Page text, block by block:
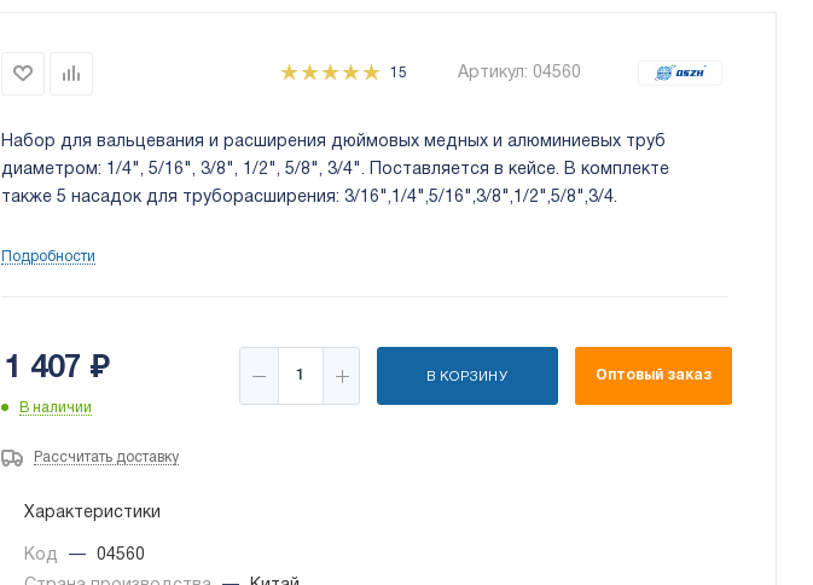
15 Артикул: 04560
Набор для вальцевания и расширения дюймовых медных и алюминиевых труб
диаметром: 1/4", 5/16", 3/8", 1/2", 5/8", 3/4". Поставляется в кейсе. В комплекте
также 5 насадок для труборасширения: 3/16",1/4",5/16",3/8",1/2",5/8",3/4.
Подробности
1 407 ₽
В наличии
В КОРЗИНУ Оптовый заказ
Рассчитать доставку
Характеристики
Код —
04560